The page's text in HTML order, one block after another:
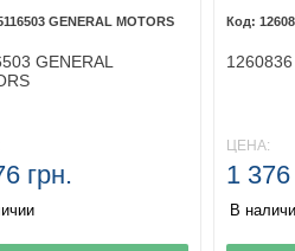
GENERAL MOTORS
GENERAL
грн.
ЦЕНА:
1 376
В